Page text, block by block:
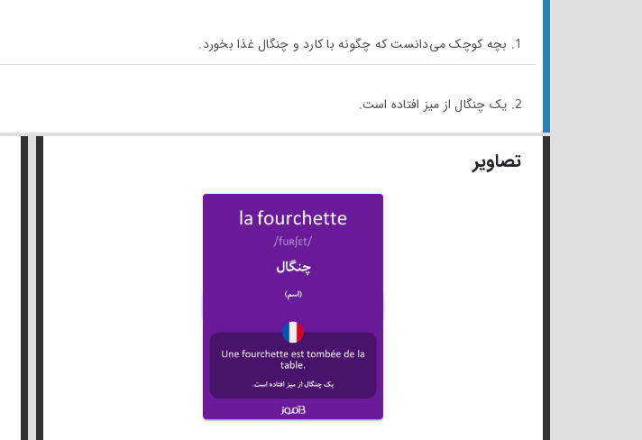
1. بچه کوچک می‌دانست که چگونه با کارد و چنگال غذا بخورد.
2. یک چنگال از میز افتاده است.
تصاویر